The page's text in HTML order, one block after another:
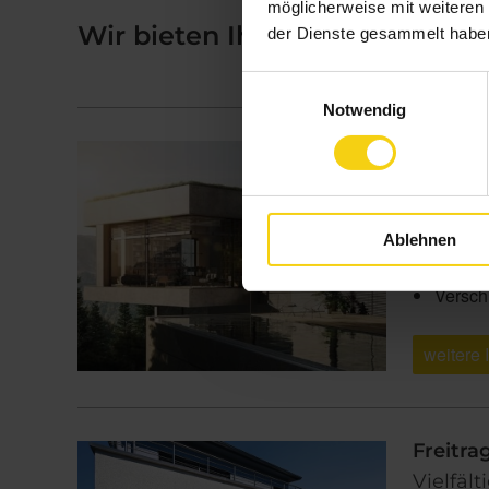
möglicherweise mit
der Dienste gesammelt
Notwendig
Ablehnen
Wir bieten Ihnen für jede
Basis-
weitere